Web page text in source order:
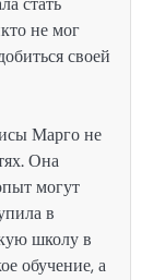
не мог
своей
Марго не
Она
могут
в
школу в
обучение, а